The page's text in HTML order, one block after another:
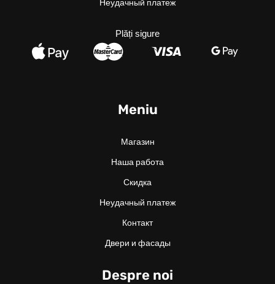
Meniu
Магазин
Наша работа
Скидка
Неудачный платеж
Контакт
Двери и фасады
Despre noi
Неудачный платеж
Plăți sigure